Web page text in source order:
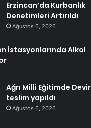
Erzincan’da Kurbanlık
Denetimleri Artırıldı
Ağustos 6, 2026
İstasyonlarında Alkol
Ağrı Milli Eğitimde Devir
teslim yapıldı
Ağustos 6, 2026